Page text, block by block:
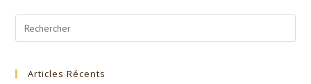
Search
for:
Articles Récents